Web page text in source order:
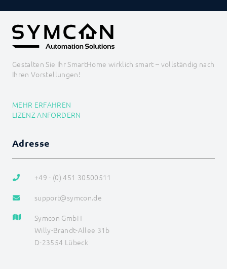
Gestalten Sie Ihr SmartHome wirklich smart – vollständig nach
Ihren Vorstellungen!
MEHR ERFAHREN
LIZENZ ANFORDERN
Adresse
+49 - (0) 451 30500511
support@symcon.de
Symcon GmbH
Willy-Brandt-Allee 31b
D-23554 Lübeck